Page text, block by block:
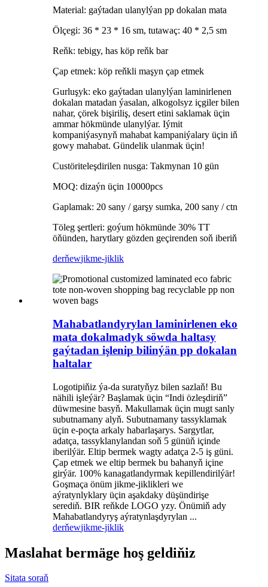
Material: gaýtadan ulanylýan pp dokalan mata
Ölçegi: 36 * 23 * 16 sm, tutawaç: 40 * 2,5 sm
Reňk: tebigy, has köp reňk bar
Çap etmek: köp reňkli maşyn çap etmek
Gurluşyk: eko gaýtadan ulanylýan laminirlenen
dokalan matadan ýasalan, alkogolsyz içgiler bilen
nahar, çörek bişiriliş, desert etini saklamak üçin
ammar hökmünde ulanylýar. Iýmit
kompaniýasynyň mahabat kampaniýalary üçin iň
gowy mahabat. Gündelik ulanmak üçin!
Custöriteleşdirilen nusga: Takmynan 10 gün
MOQ: dizaýn üçin 10000pcs
Gaplamak: 20 sany / garşy sumka, 200 sany / ctn
Töleg şertleri: goýum hökmünde 30% TT
öňünden, harytlary gözden geçirenden soň iberiň
derňewjikme-jiklik
Mahabatlandyrylan laminirlenen eko
mata dokalmadyk söwda haltasy
gaýtadan işlenip bilinýän pp dokalan
haltalar
Logotipiňiz ýa-da suratyňyz bilen sazlaň! Bu
nähili işleýär? Başlamak üçin “Indi özleşdiriň”
düwmesine basyň. Makullamak üçin mugt sanly
subutnamany alyň. Subutnamany tassyklamak
üçin e-poçta arkaly habarlaşarys. Sargytlar,
adatça, tassyklanylandan soň 5 günüň içinde
iberilýär. Eltip bermek wagty adatça 2-5 iş güni.
Çap etmek we eltip bermek bu bahanyň içine
girýär. 100% kanagatlandyrmak kepillendirilýär!
Goşmaça önüm jikme-jiklikleri we
aýratynlyklary üçin aşakdaky düşündirişe
serediň. BIR reňkde LOGO yzy. Önümiň ady
Mahabatlandyryş aýratynlaşdyrylan ...
derňewjikme-jiklik
Maslahat bermäge hoş geldiňiz
Sitata soraň